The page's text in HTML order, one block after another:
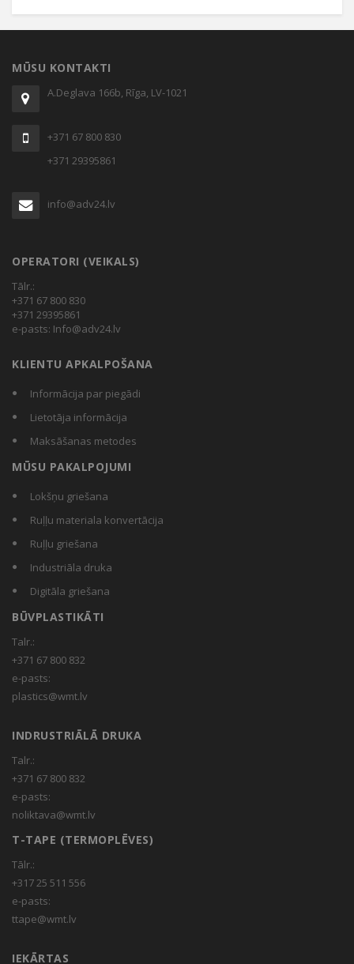
MŪSU KONTAKTI
A.Deglava 166b, Rīga, LV-1021
+371 67 800 830
+371 29395861
info@adv24.lv
OPERATORI (VEIKALS)
Tālr.:
+371 67 800 830
+371 29395861
e-pasts: Info@adv24.lv
KLIENTU APKALPOŠANA
Informācija par piegādi
Lietotāja informācija
Maksāšanas metodes
MŪSU PAKALPOJUMI
Lokšņu griešana
Ruļļu materiala konvertācija
Ruļļu griešana
Industriāla druka
Digitāla griešana
BŪVPLASTIKĀTI
Talr.:
+371 67 800 832
e-pasts:
plastics@wmt.lv
INDRUSTRIĀLĀ DRUKA
Talr.:
+371 67 800 832
e-pasts:
noliktava@wmt.lv
T-TAPE (TERMOPLĒVES)
Tālr.:
+317 25 511 556
e-pasts:
ttape@wmt.lv
IEKĀRTAS